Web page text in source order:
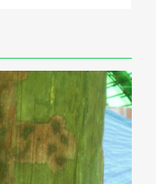
v Choceradech z.s.